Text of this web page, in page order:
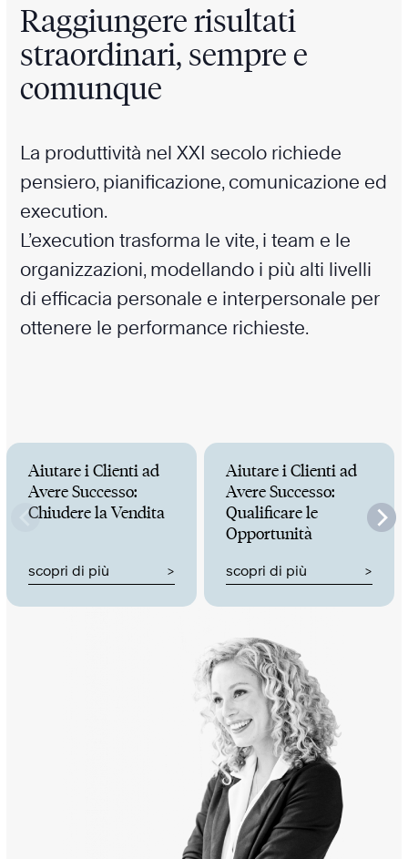
Raggiungere risultati
straordinari, sempre e
comunque
La produttività nel XXI secolo richiede
pensiero, pianificazione, comunicazione ed
execution.
L’execution trasforma le vite, i team e le
organizzazioni, modellando i più alti livelli
di efficacia personale e interpersonale per
ottenere le performance richieste.
Aiutare i Clienti ad
Avere Successo:
Chiudere la Vendita
scopri di più
Aiutare i Clienti ad
Avere Successo:
Qualificare le
Opportunità
scopri di più